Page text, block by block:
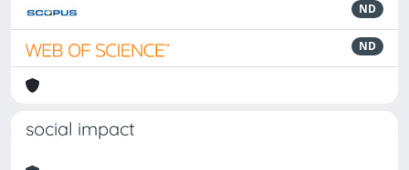
ND
ND
social impact